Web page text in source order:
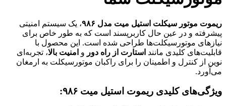
ریموت موتور سیکلت استیل میت مدل ۹۸۶
، یک سیستم امنیتی
پیشرفته و در عین حال کاربرپسند است که به طور خاص برای
نیازهای موتورسیکلت‌ها طراحی شده است. این محصول با
قابلیت‌های کلیدی مانند استارت از راه دور و امنیت بالا، تجربه‌ای
نوین از کنترل و اطمینان را برای راکبان موتورسیکلت به ارمغان
می‌آورد.
ویژگی‌های کلیدی ریموت استیل میت ۹۸۶: